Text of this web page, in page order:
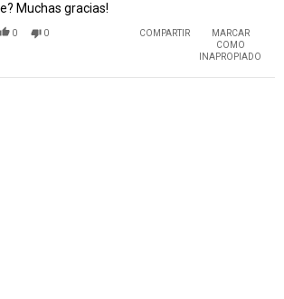
Muchas gracias!
0 0 COMPARTIR
MARCAR
COMO
INAPROPIADO